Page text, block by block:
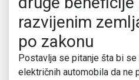
razvijenim
po zakonu
Postavlja se pitanje šta bi
električnih automobila da ne